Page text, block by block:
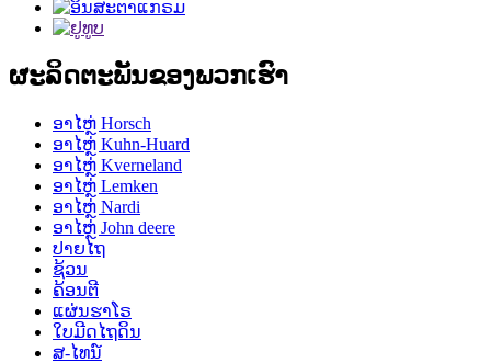
ຜະລິດຕະພັນຂອງພວກເຮົາ
ອາໄຫຼ່ Horsch
ອາໄຫຼ່ Kuhn-Huard
ອາໄຫຼ່ Kverneland
ອາໄຫຼ່ Lemken
ອາໄຫຼ່ Nardi
ອາໄຫຼ່ John deere
ປາຍໄຖ
ຊ້ວນ
ຄ້ອນຕີ
ແຜ່ນຮາໂຣ
ໃບມີດໄຖດິນ
ສ-ໄທນ໌